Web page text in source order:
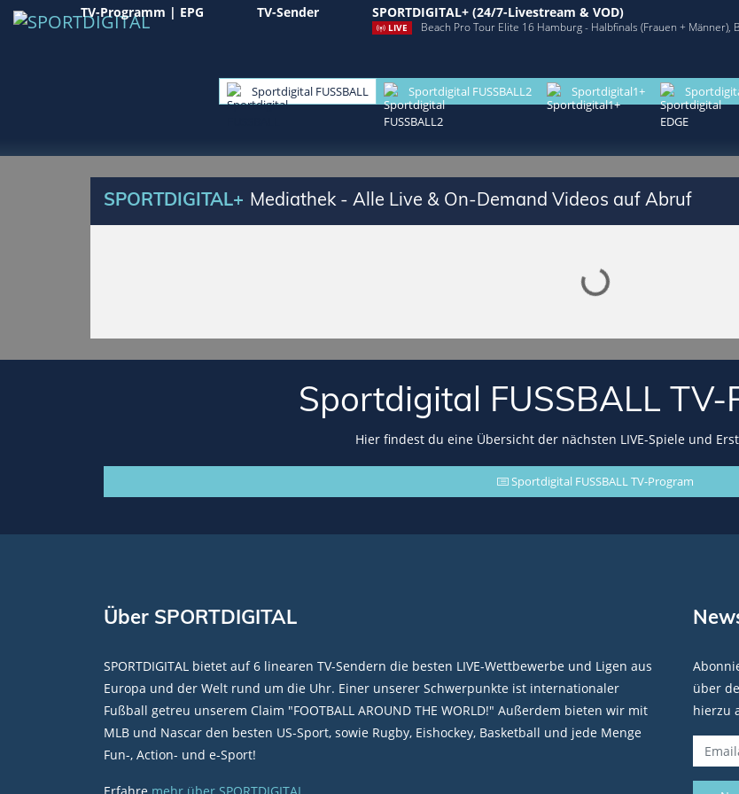
TV-Programm | EPG TV-Sender SPORTDIGITAL+ (24/7-Livestream & VOD)
LIVE Beach Pro Tour Elite 16 Hamburg - Halbfinals (Frauen +
Sportdigital FUSSBALL Sportdigital FUSSBALL2 Sportdigital1+
SPORTDIGITAL+ Mediathek - Alle Live & On-Demand Videos auf Abruf
Lade SPORTDIGITAL+
Sportdigital FUSSBALL TV-
Hier findest du eine Übersicht der nächsten LIVE-Spiele und
Sportdigital FUSSBALL TV-Program
Über SPORTDIGITAL
SPORTDIGITAL bietet auf 6 linearen TV-Sendern die besten LIVE-Wettbewerbe und Ligen aus
Europa und der Welt rund um die Uhr. Einer unserer Schwerpunkte ist internationaler
Fußball getreu unserem Claim "FOOTBALL AROUND THE WORLD!" Außerdem bieten wir mit
MLB und Nascar den besten US-Sport, sowie Rugby, Eishockey, Basketball und jede Menge
Fun-, Action- und e-Sport!
über
hierzu